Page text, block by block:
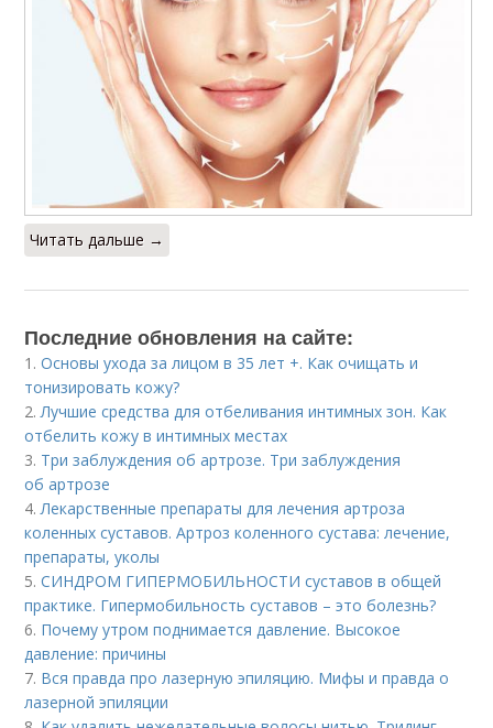
Читать дальше →
Последние обновления на сайте:
1.Основы ухода за лицом в 35 лет +. Как очищать и
тонизировать кожу?
2.Лучшие средства для отбеливания интимных зон. Как
отбелить кожу в интимных местах
3. Три заблуждения об артрозе. Три заблуждения
об артрозе
4.Лекарственные препараты для лечения артроза
коленных суставов. Артроз коленного сустава: лечение,
препараты, уколы
5.СИНДРОМ ГИПЕРМОБИЛЬНОСТИ суставов в общей
практике. Гипермобильность суставов – это болезнь?
6. Почему утром поднимается давление. Высокое
давление: причины
7. Вся правда про лазерную эпиляцию. Мифы и правда о
лазерной эпиляции